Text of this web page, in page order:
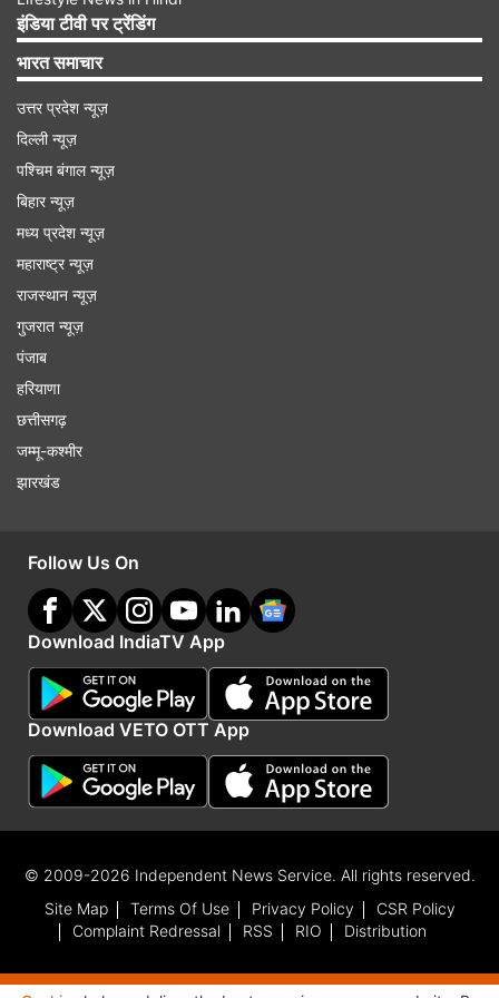
आप पुरुष हैं तो आप अपनी मां, पत्नी, बहन या बेटी के नाम से
इस स्कीम में खाता खुलवा सकते हैं।
2 लाख रुपये जमा करने पर मैच्यॉरिटी पर कितने रुपये मिलेंगे
अगर इस स्कीम में 2 लाख रुपये जमा किए जाएं तो 2 साल
सीधा मतलब ये हुआ कि 2 लाख रुपये के निवेश पर सिर्फ 2
साल में 32,044 रुपये का ब्याज मिल जाएगा।
Advertisement
इंडिया टीवी पर ट्रेंडिंग
भारत समाचार
उत्तर प्रदेश न्यूज़
दिल्ली न्यूज़
पश्चिम बंगाल न्यूज़
बिहार न्यूज़
मध्य प्रदेश न्यूज़
महाराष्ट्र न्यूज़
राजस्थान न्यूज़
गुजरात न्यूज़
पंजाब
हरियाणा
छत्तीसगढ़
जम्मू-कश्मीर
झारखंड
Follow Us On
Download IndiaTV App
Download VETO OTT App
© 2009-2026 Independent News Service. All rights reserved.
Site Map
Terms Of Use Privacy Policy
CSR Policy
Complaint Redressal
RSS RIO Distribution